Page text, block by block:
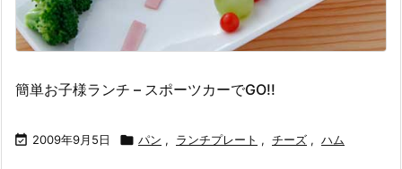
簡単お子様ランチ – スポーツカーでGO!!
 2009年9月5日  パン , ランチプレート , チーズ , ハム